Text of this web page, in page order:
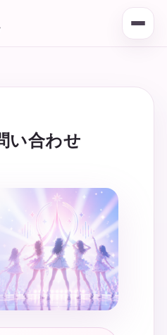
い合わせ